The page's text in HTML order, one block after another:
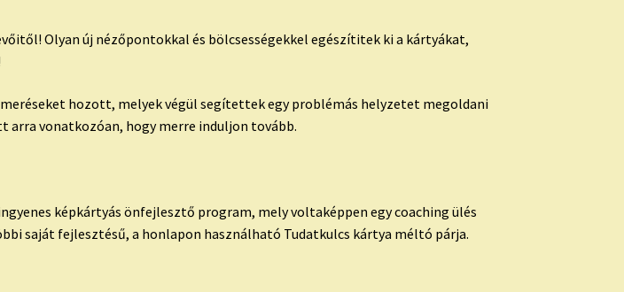
Olyan új nézőpontokkal és bölcsességekkel egészítitek ki a kártyákat,
hozott, melyek végül segítettek egy problémás helyzetet megoldani
vonatkozóan, hogy merre induljon tovább.
képkártyás önfejlesztő program, mely voltaképpen egy coaching ülés
saját fejlesztésű, a honlapon használható Tudatkulcs kártya méltó párja.